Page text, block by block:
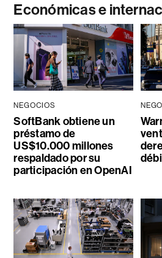
Económicas e
NEGOCIOS
SoftBank obtiene un
préstamo de
US$10.000 millones
respaldado por su
participación en OpenAI